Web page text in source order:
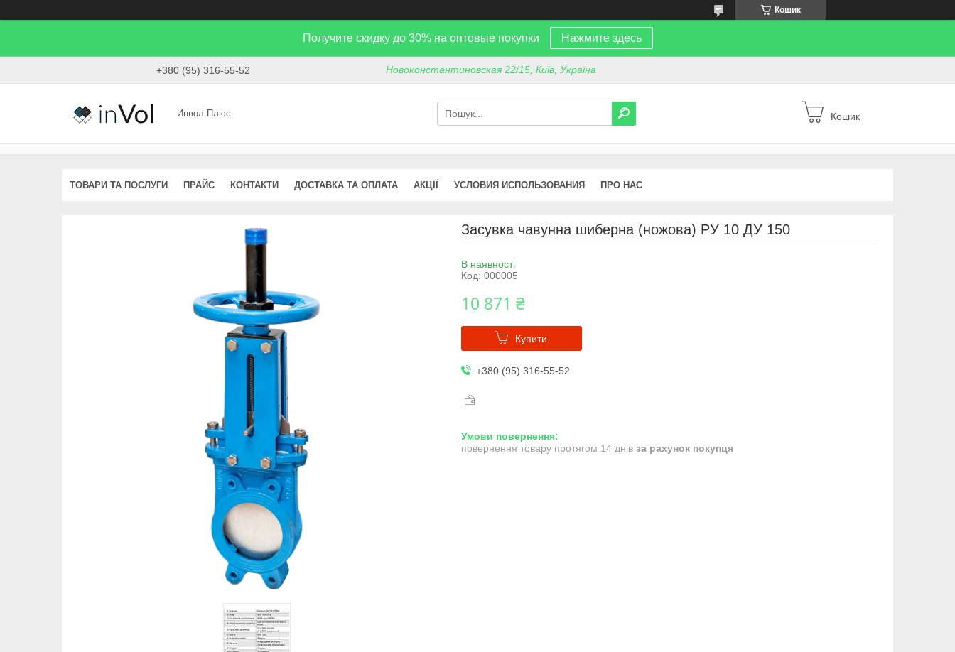
Кошик
Получите скидку до 30% на оптовые покупки Нажмите здесь
+380 (95) 316-55-52 Новоконстантиновская 22/15, Київ, Україна
Инвол Плюс Кошик
ТОВАРИ ТА ПОСЛУГИ ПРАЙС КОНТАКТИ ДОСТАВКА ТА ОПЛАТА АКЦІЇ УСЛОВИЯ ИСПОЛЬЗОВАНИЯ ПРО НАС
Засувка чавунна шиберна (ножова) РУ 10 ДУ 150
В наявності
Код: 000005
10 871 ₴
Купити
+380 (95) 316-55-52
повернення товару протягом 14 днів за рахунок покупця